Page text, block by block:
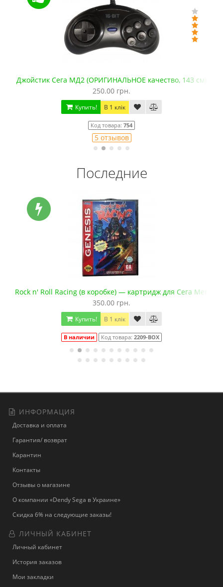
Джойстик Сега МД2 (ОРИГИНАЛЬНОЕ качество, 143 см)
250.00 грн.
Купить! В 1 клік
Код товара: 754
5 отзывов
Последние
Драйв 2
Rock n' Roll Racing (в коробке) — картридж для Сега Мега
350.00 грн.
Купить! В 1 клік
В наличии Код товара: 2209-BOX
ИНФОРМАЦИЯ
Доставка и оплата
Гарантия/ возврат
Карантин
Контакты
Отзывы о магазине
О компании «Dendy Sega в Украине»
Скидка 6% на следующие заказы!
ЛИЧНЫЙ КАБИНЕТ
Личный кабинет
История заказов
Мои закладки